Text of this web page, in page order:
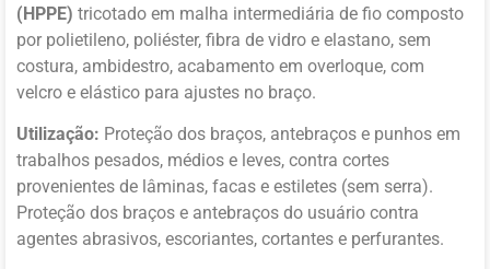
(HPPE) tricotado em malha intermediária de fio composto
por polietileno, poliéster, fibra de vidro e elastano, sem
costura, ambidestro, acabamento em overloque, com
velcro e elástico para ajustes no braço.
Utilização: Proteção dos braços, antebraços e punhos em
trabalhos pesados, médios e leves, contra cortes
provenientes de lâminas, facas e estiletes (sem serra).
Proteção dos braços e antebraços do usuário contra
agentes abrasivos, escoriantes, cortantes e perfurantes.